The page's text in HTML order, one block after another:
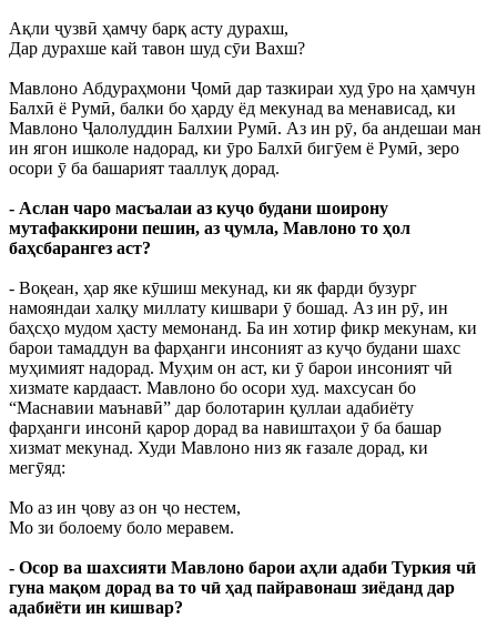
Ақли ҷузвӣ ҳамчу барқ асту дурахш,
Дар дурахше кай тавон шуд сӯи Вахш?
Мавлоно Абдураҳмони Ҷомӣ дар тазкираи худ ӯро на ҳамчун
Балхӣ ё Румӣ, балки бо ҳарду ёд мекунад ва менависад, ки
Мавлоно Ҷалолуддин Балхии Румӣ. Аз ин рӯ, ба андешаи ман
ин ягон ишколе надорад, ки ӯро Балхӣ бигӯем ё Румӣ, зеро
осори ӯ ба башарият тааллуқ дорад.
- Аслан чаро масъалаи аз куҷо будани шоирону
мутафаккирони пешин, аз ҷумла, Мавлоно то ҳол
баҳсбарангез аст?
- Воқеан, ҳар яке кӯшиш мекунад, ки як фарди бузург
намояндаи халқу миллату кишвари ӯ бошад. Аз ин рӯ, ин
баҳсҳо мудом ҳасту мемонанд. Ба ин хотир фикр мекунам, ки
барои тамаддун ва фарҳанги инсоният аз куҷо будани шахс
муҳимият надорад. Муҳим он аст, ки ӯ барои инсоният чӣ
хизмате кардааст. Мавлоно бо осори худ. махсусан бо
“Маснавии маънавӣ” дар болотарин қуллаи адабиёту
фарҳанги инсонӣ қарор дорад ва навиштаҳои ӯ ба башар
хизмат мекунад. Худи Мавлоно низ як ғазале дорад, ки
мегӯяд:
Мо аз ин ҷову аз он ҷо нестем,
Мо зи болоему боло меравем.
- Осор ва шахсияти Мавлоно барои аҳли адаби Туркия чӣ
гуна мақом дорад ва то чӣ ҳад пайравонаш зиёданд дар
адабиёти ин кишвар?